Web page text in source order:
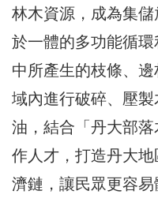
林木資源，成為集
於一體的多功能循
中所產生的枝條、
域內進行破碎、壓
油，結合「丹大部
作人才，打造丹大
濟鏈，讓民眾更容